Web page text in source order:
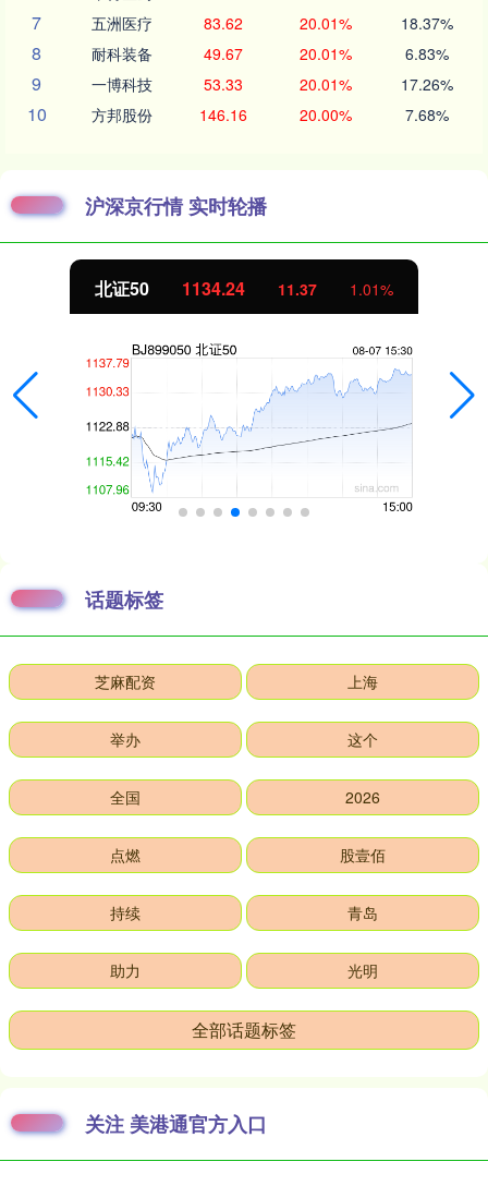
7 五洲医疗 83.62 20.01% 18.37%
8 耐科装备 49.67 20.01% 6.83%
9 一博科技 53.33 20.01% 17.26%
10 方邦股份 146.16 20.00% 7.68%
沪深京行情 实时轮播
北证50 1134.24 11.37 1.01%
话题标签
芝麻配资 上海
举办 这个
全国 2026
点燃 股壹佰
持续 青岛
助力 光明
全部话题标签
关注 美港通官方入口